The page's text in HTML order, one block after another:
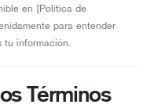
en [Política de
para entender
tu información.
Términos